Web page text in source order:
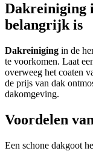
Dakreiniging
belangrijk is
Dakreiniging in de
te voorkomen. Laat
overweeg het coaten
de prijs van dak
dakomgeving.
Voordelen
Een schone dakgoot